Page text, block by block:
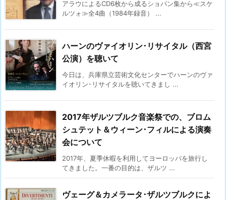
アラウによるCD6枚から成るショパン集から≪スケ
ルツォ≫全4曲（1984年録音） ...
ハーンのヴァイオリン･リサイタル（西宮
公演）を聴いて
今日は、兵庫県立芸術文化センターでハーンのヴァ
イオリン･リサイタルを聴いてきまし ...
2017年ザルツブルク音楽祭での、ブロム
シュテット＆ウィーン･フィルによる演奏
会について
2017年、夏季休暇を利用してヨーロッパを旅行し
てきました。一番の目的は、ザルツ ...
ヴェーグ＆カメラータ･ザルツブルクによ